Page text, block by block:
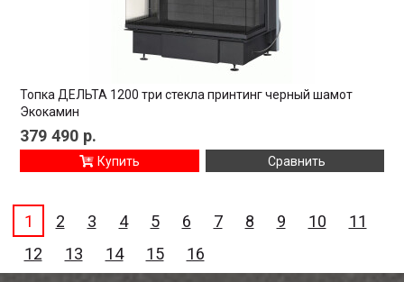
Топка ДЕЛЬТА 1200 три стекла принтинг черный шамот
Экокамин
379 490 р.
Купить Сравнить
1 2 3 4 5 6 7 8 9 10
11
12
13 14 15 16